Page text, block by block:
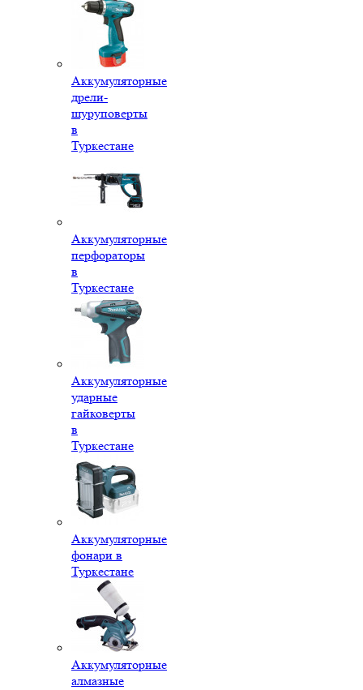
Аккумуляторные
дрели-
шуруповерты
в
Туркестане
Аккумуляторные
перфораторы
в
Туркестане
Аккумуляторные
ударные
гайковерты
в
Туркестане
Аккумуляторные
фонари в
Туркестане
Аккумуляторные
алмазные